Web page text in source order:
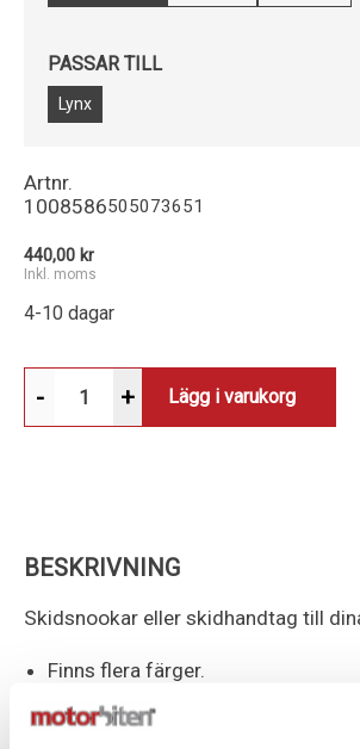
PASSAR TILL
Lynx
Artnr.
1008586505073651
440,00 kr
Inkl. moms
4-10 dagar
- + Lägg i varukorg
BESKRIVNING
Skidsnookar eller skidhandtag till
Finns flera färger.
För montering behövs en nitsats